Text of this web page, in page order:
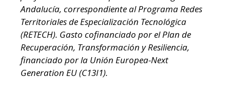
Andalucía, correspondiente al Programa Redes
Territoriales de Especialización Tecnológica
(RETECH). Gasto cofinanciado por el Plan de
Recuperación, Transformación y Resiliencia,
financiado por la Unión Europea-Next
Generation EU (C13I1).